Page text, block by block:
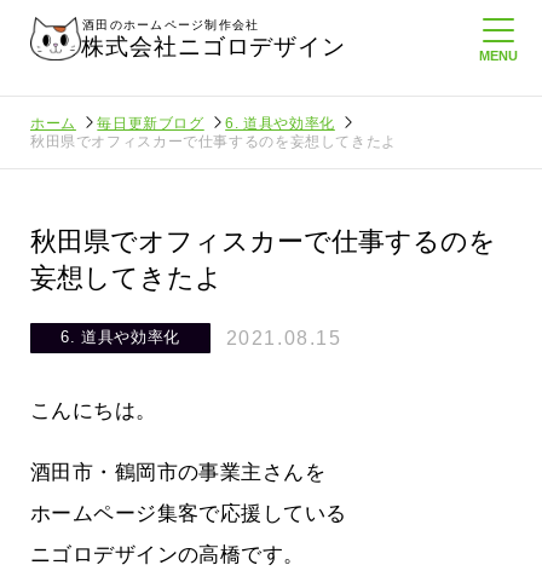
酒田のホームページ制作会社
株式会社ニゴロデザイン
ホーム 毎日更新ブログ
6. 道具や効率化
秋田県でオフィスカーで仕事するのを妄想してきたよ
秋田県でオフィスカーで仕事するのを
妄想してきたよ
6. 道具や効率化 2021.08.15
こんにちは。
酒田市・鶴岡市の事業主さんを
ホームページ集客で応援している
ニゴロデザインの高橋です。
こと
悲しい現実…実はそれなりにホームペ
ージは解約されているのです
2026.07.31